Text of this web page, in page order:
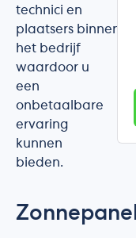
technici en
plaatsers binnen
het bedrijf
waardoor u
een
onbetaalbare
ervaring
kunnen
bieden.